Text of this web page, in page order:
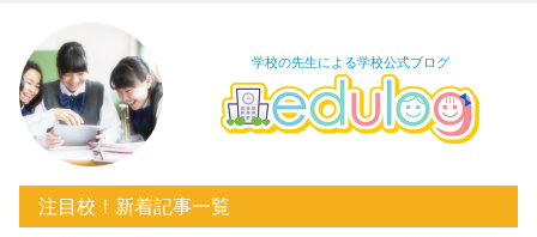
学校の先生による学校公式ブログ
注目校！新着記事一覧